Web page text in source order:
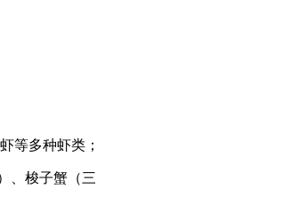
等多种虾类；
、梭子蟹（三